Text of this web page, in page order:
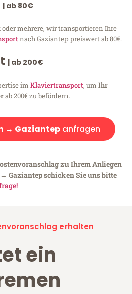
| ab 80€
mehrere, wir transportieren Ihre
nach Gaziantep preiswert ab 80€.
| ab 200€
im Klaviertransport, um Ihr
ab 200€ zu befördern.
→ Gaziantep anfragen
zu Ihrem Anliegen
Gaziantep schicken Sie uns bitte
erhalten
ein